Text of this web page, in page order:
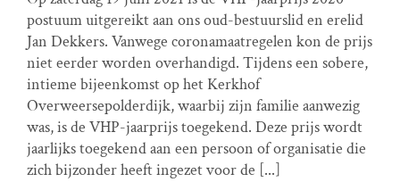
VHP Prijs 2020 : postuum uitgereikt aan ons oud-
bestuurslid en erelid Jan Dekkers
VHP prijs
postuum uitgereikt aan ons oud-bestuurslid en erelid
Jan Dekkers. Vanwege coronamaatregelen kon de prijs
niet eerder worden overhandigd. Tijdens een sobere,
intieme bijeenkomst op het Kerkhof
Overweersepolderdijk, waarbij zijn familie aanwezig
was, is de VHP-jaarprijs toegekend. Deze prijs wordt
jaarlijks toegekend aan een persoon of organisatie die
zich bijzonder heeft ingezet voor de [...]